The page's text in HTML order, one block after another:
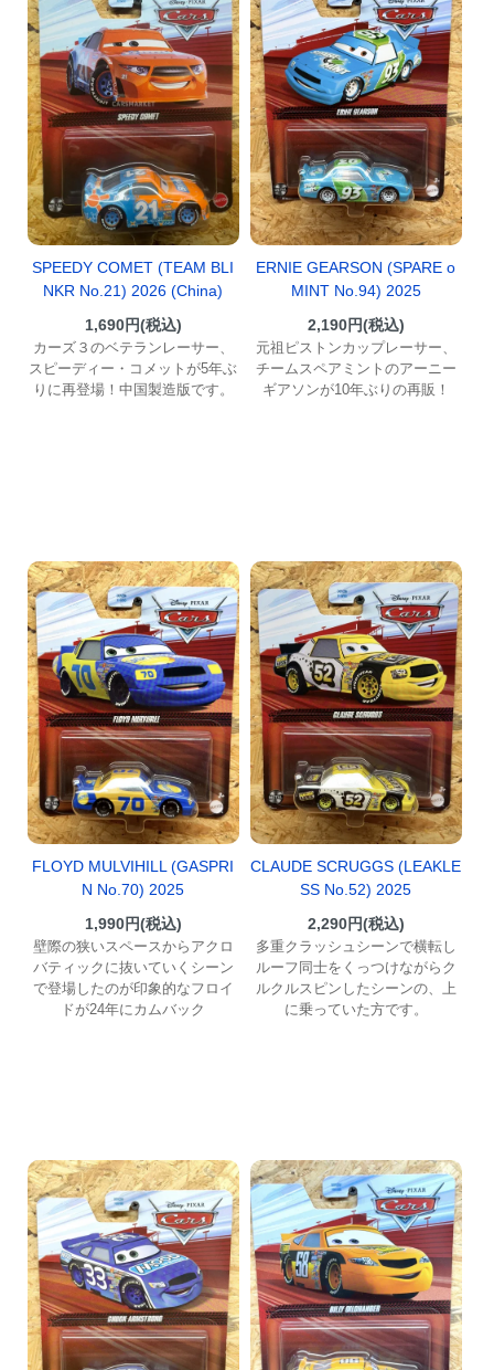
SPEEDY COMET (TEAM BLI
NKR No.21) 2026 (China)
1,690円(税込)
カーズ３のベテランレーサー、
スピーディー・コメットが5年ぶ
りに再登場！中国製造版です。
ERNIE GEARSON (SPARE o
MINT No.94) 2025
2,190円(税込)
元祖ピストンカップレーサー、
チームスペアミントのアーニー
ギアソンが10年ぶりの再販！
FLOYD MULVIHILL (GASPRI
N No.70) 2025
1,990円(税込)
壁際の狭いスペースからアクロ
バティックに抜いていくシーン
で登場したのが印象的なフロイ
ドが24年にカムバック
CLAUDE SCRUGGS (LEAKLE
SS No.52) 2025
2,290円(税込)
多重クラッシュシーンで横転し
ルーフ同士をくっつけながらク
ルクルスピンしたシーンの、上
に乗っていた方です。